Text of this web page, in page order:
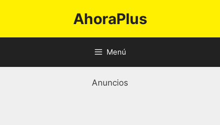
AhoraPlus
Menú
Anuncios